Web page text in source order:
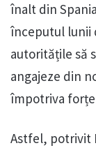
înalt din
începutul lunii
autoritățile să
angajeze din
împotriva
Astfel, potrivit